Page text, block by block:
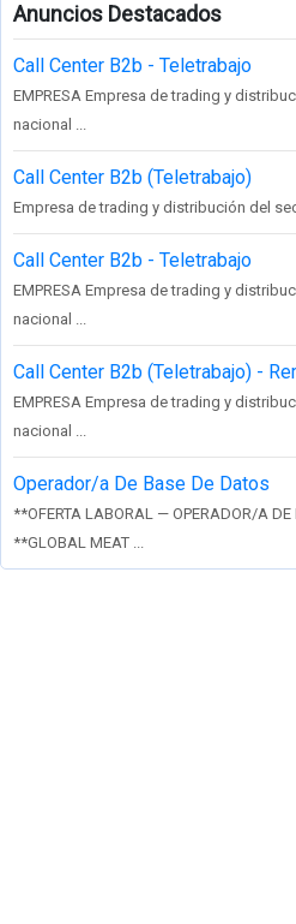
Anuncios Destacados
Call Center B2b - Teletrabajo
EMPRESA Empresa de trading y
nacional ...
Call Center B2b (Teletrabajo)
Empresa de trading y distribución del
Call Center B2b - Teletrabajo
EMPRESA Empresa de trading y
nacional ...
Call Center B2b (Teletrabajo) -
EMPRESA Empresa de trading y
nacional ...
Operador/a De Base De Datos
**OFERTA LABORAL — OPERADOR/A
**GLOBAL MEAT ...